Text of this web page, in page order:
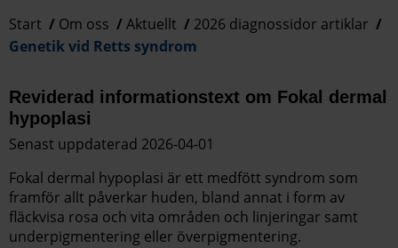
Start
Om oss Aktuellt
2026 diagnossidor artiklar
Genetik vid Retts syndrom
Reviderad informationstext om Fokal dermal
hypoplasi
Senast uppdaterad 2026-04-01
Fokal dermal hypoplasi är ett medfött syndrom som
framför allt påverkar huden, bland annat i form av
fläckvisa rosa och vita områden och linjeringar samt
underpigmentering eller överpigmentering.